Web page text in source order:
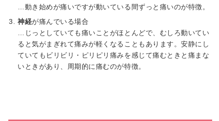
…動き始めが痛いですが動いている間ずっと痛いのが特徴。
神経が痛んでいる場合
…じっとしていても痛いことがほとんどで、むしろ動いてい
ると気がまぎれて痛みが軽くなることもあります。安静にし
ていてもビリビリ・ピリピリ痛みを感じて痛むときと痛まな
いときがあり、周期的に痛むのが特徴。